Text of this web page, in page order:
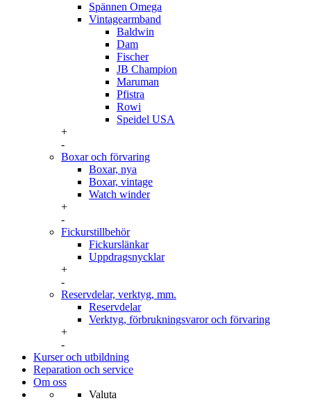
Spännen Omega
Vintagearmband
Baldwin
Dam
Fischer
JB Champion
Maruman
Pfistra
Rowi
Speidel USA
+
-
Boxar och förvaring
Boxar, nya
Boxar, vintage
Watch winder
+
-
Fickurstillbehör
Fickurslänkar
Uppdragsnycklar
+
-
Reservdelar, verktyg, mm.
Reservdelar
Verktyg, förbrukningsvaror och förvaring
+
-
Kurser och utbildning
Reparation och service
Om oss
Valuta